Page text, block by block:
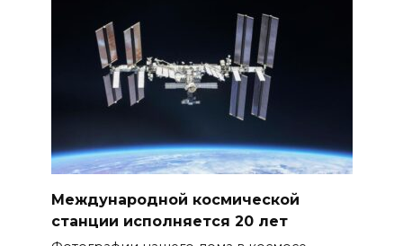
Международной космической
станции исполняется 20 лет